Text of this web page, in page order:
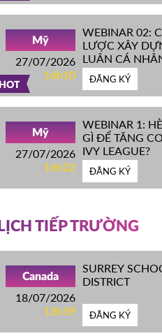
HOT
Mỹ
27/07/2026
16h10
WEBINAR 02:
LƯỢC XÂY
LUẬN CÁ
CHINH PHỤC
ĐẦU MỸ
ĐĂNG KÝ
Mỹ
27/07/2026
16h22
WEBINAR 1:
GÌ ĐỂ TĂNG
IVY LEAGUE?
ĐĂNG KÝ
LỊCH TIẾP TRƯỜNG
Canada
18/07/2026
13h59
SURREY
DISTRICT
ĐĂNG KÝ